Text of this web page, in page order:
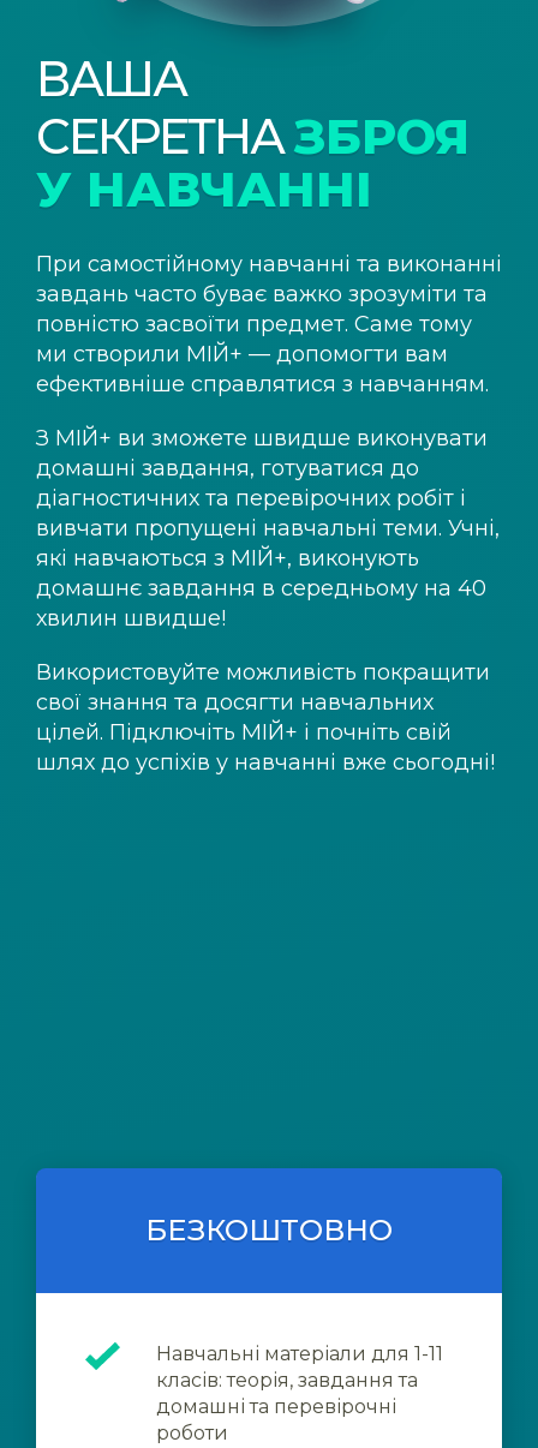
ВАША
СЕКРЕТНАЗБРОЯ
У НАВЧАННІ
При самостійному навчанні та виконанні
завдань часто буває важко зрозуміти та
повністю засвоїти предмет. Саме тому
ми створили МІЙ+ — допомогти вам
ефективніше справлятися з навчанням.
З МІЙ+ ви зможете швидше виконувати
домашні завдання, готуватися до
діагностичних та перевірочних робіт і
вивчати пропущені навчальні теми. Учні,
які навчаються з МІЙ+, виконують
домашнє завдання в середньому на 40
хвилин швидше!
Використовуйте можливість покращити
свої знання та досягти навчальних
цілей. Підключіть МІЙ+ і почніть свій
шлях до успіхів у навчанні вже сьогодні!
БЕЗКОШТОВНО
Навчальні матеріали для 1-11
класів: теорія, завдання та
домашні та перевірочні
роботи